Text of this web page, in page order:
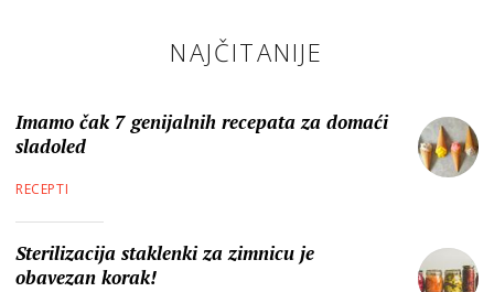
NAJČITANIJE
Imamo čak 7 genijalnih recepata za domaći
sladoled
RECEPTI
Sterilizacija staklenki za zimnicu je
obavezan korak!